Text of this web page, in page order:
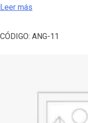
Leer más
CÓDIGO: ANG-11